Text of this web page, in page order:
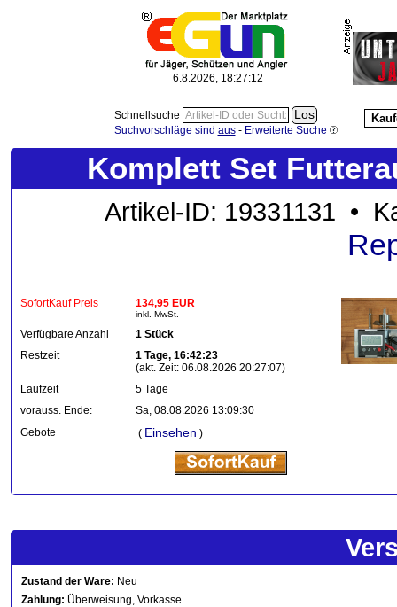
6.8.2026, 18:27:13
Schnellsuche
Suchvorschläge sind aus- Erweiterte Suche
Komplett Set
Artikel-ID: 19331131 •
SofortKauf Preis 134,95 EUR
inkl. MwSt.
Verfügbare Anzahl
1 Stück
Restzeit
1 Tage, 16:42:23
(akt. Zeit: 06.08.2026 20:27:07)
Laufzeit
5 Tage
vorauss. Ende:
Sa, 08.08.2026 13:09:30
Gebote
( Einsehen )
Zustand der Ware: Neu
Zahlung: Überweisung, Vorkasse